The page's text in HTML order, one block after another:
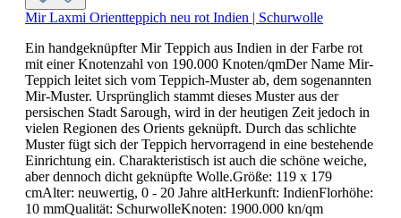
Mir Laxmi Orientteppich neu rot Indien | Schurwolle
Ein handgeknüpfter Mir Teppich aus Indien in der Farbe rot
mit einer Knotenzahl von 190.000 Knoten/qmDer Name Mir-
Teppich leitet sich vom Teppich-Muster ab, dem sogenannten
Mir-Muster. Ursprünglich stammt dieses Muster aus der
persischen Stadt Sarough, wird in der heutigen Zeit jedoch in
vielen Regionen des Orients geknüpft. Durch das schlichte
Muster fügt sich der Teppich hervorragend in eine bestehende
Einrichtung ein. Charakteristisch ist auch die schöne weiche,
aber dennoch dicht geknüpfte Wolle.Größe: 119 x 179
cmAlter: neuwertig, 0 - 20 Jahre altHerkunft: IndienFlorhöhe:
10 mmQualität: SchurwolleKnoten: 1900.000 kn/qm